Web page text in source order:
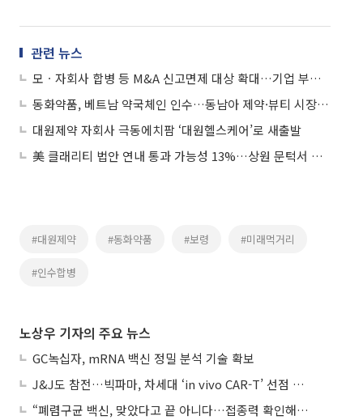
관련 뉴스
모ㆍ자회사 합병 등 M&A 신고면제 대상 확대…기업 부담 줄인다
동화약품, 베트남 약국체인 인수…동남아 제약·뷰티 시장 공략
대원제약 자회사 극동에치팜 ‘대원헬스케어’로 새출발
美 클래리티 법안 연내 통과 가능성 13%…상원 문턱서 제동
#대원제약 #동화약품 #보령 #미래먹거리
#인수합병
노상우 기자의 주요 뉴스
GC녹십자, mRNA 백신 정밀 분석 기술 확보
J&J도 참전…빅파마, 차세대 ‘in vivo CAR-T’ 선점 경쟁 본격화
“폐렴구균 백신, 맞았다고 끝 아니다…접종력 확인해야”